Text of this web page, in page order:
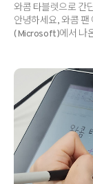
와콤 타블렛으로 간
안녕하세요, 와콤 팬
(Microsoft)에서 나
사람들이 애용하는
과목에서 유용한 기
가져와서 원노트에
알려드릴게요. 원노
못하셨다면, 1편을
간단하게 ..